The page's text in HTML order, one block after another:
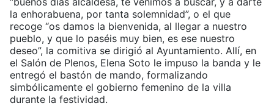
la enhorabuena, por tanta solemnidad”, o el que
recoge “os damos la bienvenida, al llegar a nuestro
pueblo, y que lo paséis muy bien, es ese nuestro
deseo”, la comitiva se dirigió al Ayuntamiento. Allí, en
el Salón de Plenos, Elena Soto le impuso la banda y le
entregó el bastón de mando, formalizando
simbólicamente el gobierno femenino de la villa
durante la festividad.